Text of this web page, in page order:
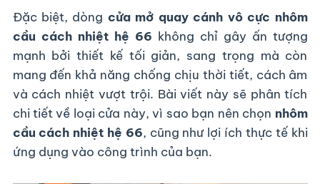
bằng polyamide hoặc vật liệu composite cao
cấp) nằm giữa hai lớp nhôm. Cấu trúc này giúp
cản trở sự truyền nhiệt từ bên ngoài vào trong và
ngược lại, từ đó làm tăng hiệu quả sử dụng năng
lượng.
nhôm lớn, độ dày tiêu chuẩn cao, thường từ
1.6mm đến 2.0mm. Với thiết kế chắc chắn, hệ
nhôm này phù hợp cho nhiều loại cửa sổ, cửa đi,
vách kính lớn và đặc biệt là cửa mở quay cánh vô
cực– loại cửa đang rất được ưa chuộng trong
thiết kế nhà ở cao cấp và biệt thự hiện đại.
Đặc biệt, dòng cửa mở quay cánh vô cực nhôm
cầu cách nhiệt hệ 66 không chỉ gây ấn tượng
mạnh bởi thiết kế tối giản, sang trọng mà còn
mang đến khả năng chống chịu thời tiết, cách âm
và cách nhiệt vượt trội. Bài viết này sẽ phân tích
chi tiết về loại cửa này, vì sao bạn nên chọn nhôm
cầu cách nhiệt hệ 66, cũng như lợi ích thực tế khi
ứng dụng vào công trình của bạn.